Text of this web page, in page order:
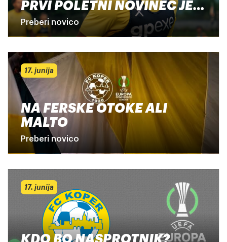
PRVI POLETNI NOVINEC JE…
Preberi novico
17. junija
NA FERSKE OTOKE ALI
MALTO
Preberi novico
17. junija
KDO BO NASPROTNIK?